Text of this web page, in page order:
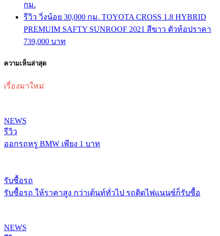
กม.
รีวิว วิ่งน้อย 30,000 กม. TOYOTA CROSS 1.8 HYBRID
PREMUIM SAFTY SUNROOF 2021 สีขาว ตัวท้อปราคา
739,000 บาท
ความเห็นล่าสุด
เรื่องมาใหม่
NEWS
รีวิว
ออกรถหรู BMW เพียง 1 บาท
รับซื้อรถ
รับซื้อรถ ให้ราคาสูง กว่าเต้นท์ทั่วไป รถติดไฟแนนซ์ก็รับซื้อ
NEWS